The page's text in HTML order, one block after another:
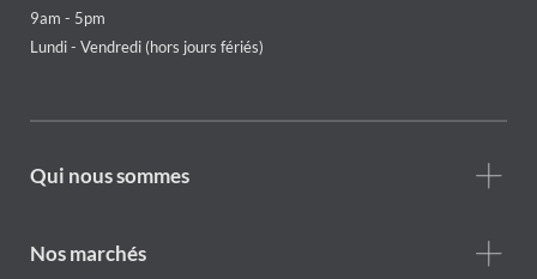
9am - 5pm
Lundi - Vendredi (hors jours fériés)
Footer
are
Qui nous sommes
Nos marchés